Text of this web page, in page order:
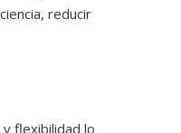
reducir
flexibilidad lo